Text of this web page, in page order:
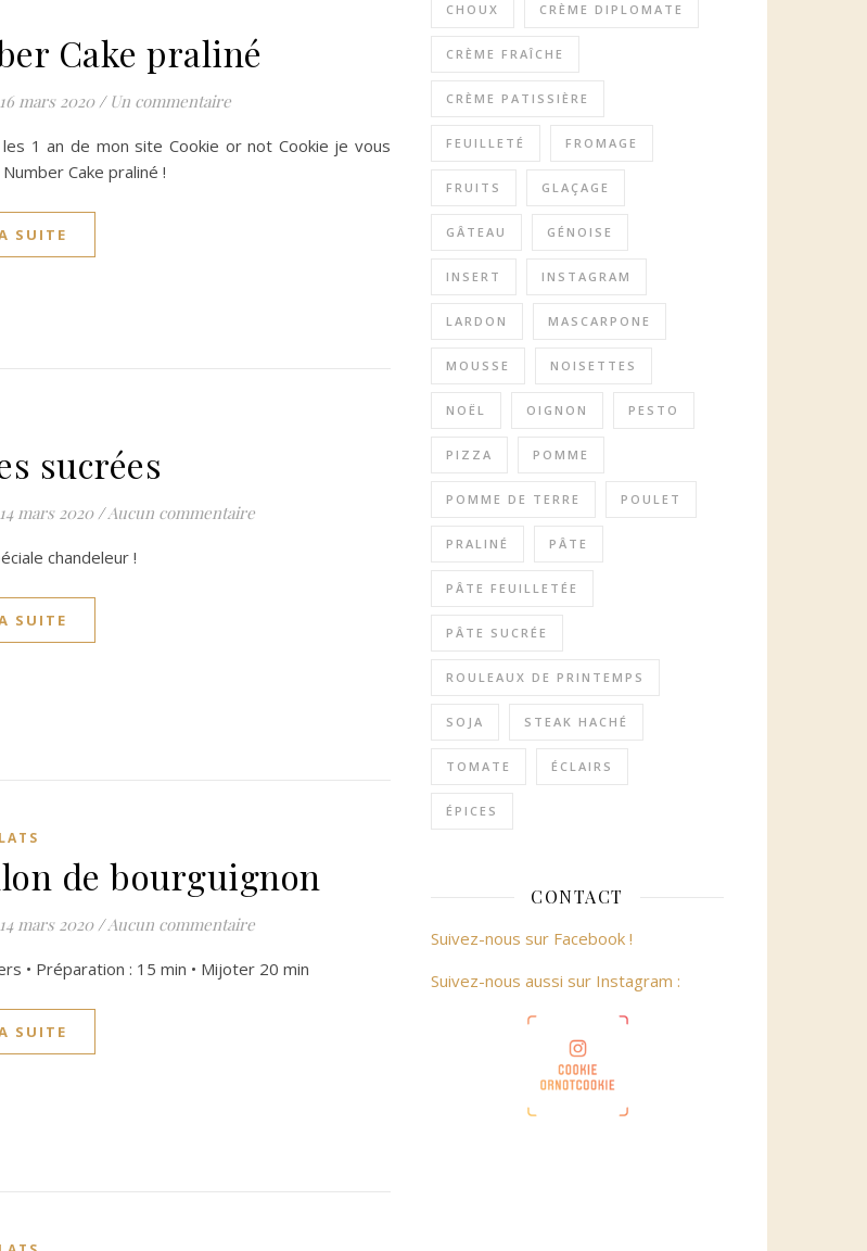
Cake praliné
16 mars 2020 / Un commentaire
1 an de mon site Cookie or not Cookie je vous
Cake praliné !
SUITE
sucrées
14 mars 2020 /Aucun commentaire
chandeleur !
SUITE
de bourguignon
14 mars 2020 /Aucun commentaire
• Préparation : 15 min • Mijoter 20 min
SUITE
CHOUX CRÈME DIPLOMATE
CRÈME FRAÎCHE
CRÈME PATISSIÈRE
FEUILLETÉ FROMAGE
FRUITS GLAÇAGE
GÂTEAU GÉNOISE
INSERT INSTAGRAM
LARDON MASCARPONE
MOUSSE NOISETTES
NOËL OIGNON PESTO
PIZZA POMME
POMME DE TERRE POULET
PRALINÉ PÂTE
PÂTE FEUILLETÉE
PÂTE SUCRÉE
ROULEAUX DE PRINTEMPS
SOJA STEAK HACHÉ
TOMATE ÉCLAIRS
ÉPICES
CONTACT
Suivez-nous sur Facebook !
Suivez-nous aussi sur Instagram :